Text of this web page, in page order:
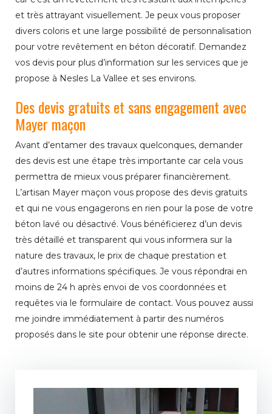
et très attrayant visuellement. Je peux vous proposer
divers coloris et une large possibilité de personnalisation
pour votre revêtement en béton décoratif. Demandez
vos devis pour plus d’information sur les services que je
propose à Nesles La Vallee et ses environs.
Des devis gratuits et sans engagement avec
Mayer maçon
Avant d’entamer des travaux quelconques, demander
des devis est une étape très importante car cela vous
permettra de mieux vous préparer financièrement.
L’artisan Mayer maçon vous propose des devis gratuits
et qui ne vous engagerons en rien pour la pose de votre
béton lavé ou désactivé. Vous bénéficierez d’un devis
très détaillé et transparent qui vous informera sur la
nature des travaux, le prix de chaque prestation et
d’autres informations spécifiques. Je vous répondrai en
moins de 24 h après envoi de vos coordonnées et
requêtes via le formulaire de contact. Vous pouvez aussi
me joindre immédiatement à partir des numéros
proposés dans le site pour obtenir une réponse directe.